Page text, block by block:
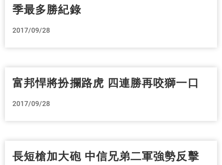
季最多勝紀錄
2017/09/28
富邦悍將扮攔路虎 四連勝再咬獅一口
2017/09/28
長短槍加大砲 中信兄弟二軍強勢反擊